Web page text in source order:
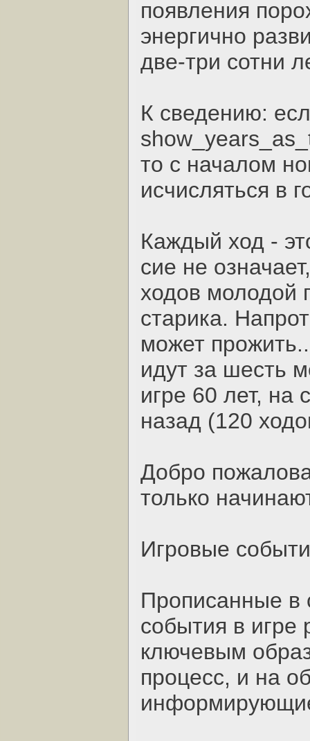
появления
энергично
две-три сотни
К сведению:
то с началом
исчисляться в
Каждый ход -
сие не
ходов молодой
старика.
может
идут за шесть
игре 60 лет, на
назад (120
Добро
только
Игровые
Прописанные в
события в игре
ключевым
процесс, и на